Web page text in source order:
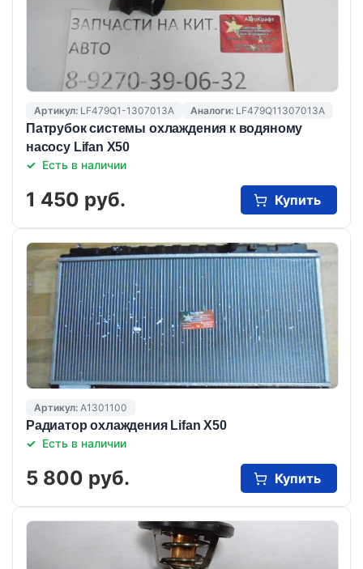
Артикул: LF479Q1-1307013A Аналоги: LF479Q11307013A
Патрубок системы охлаждения к водяному
насосу Lifan X50
Есть в наличии
1 450 руб. Купить
Артикул: A1301100
Радиатор охлаждения Lifan X50
Есть в наличии
5 800 руб. Купить